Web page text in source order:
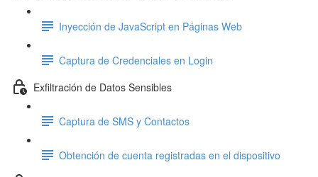
Inyección de JavaScript en Páginas Web
Captura de Credenciales en Login
Exfiltración de Datos Sensibles
Captura de SMS y Contactos
Obtención de cuenta registradas en el dispositivo